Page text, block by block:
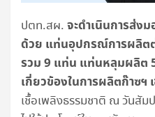
ปตท.สผ. จะดำเนินการส่ง
ด้วย แท่นอุปกรณ์การผลิต
รวม9 แท่น แท่นหลุมผลิต
เกี่ยวข้องในการผลิตก๊าซฯ
เชื้อเพลิงธรรมชาติ ณ วันสั